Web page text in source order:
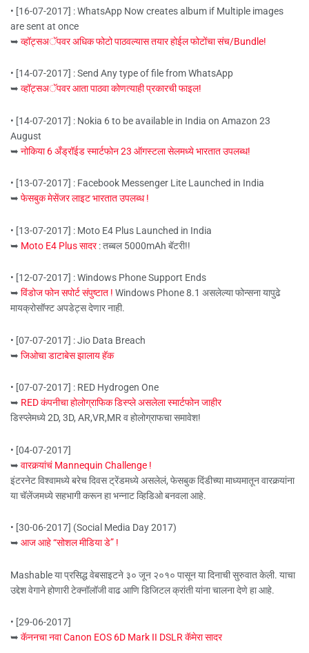
• [16-07-2017] : WhatsApp Now creates album if Multiple images
are sent at once
➥ व्हॉट्सअॅपवर अधिक फोटो पाठवल्यास तयार होईल फोटोंचा संच/Bundle!
• [14-07-2017] : Send Any type of file from WhatsApp
➥ व्हॉट्सअॅपवर आता पाठवा कोणत्याही प्रकारची फाइल!
• [14-07-2017] : Nokia 6 to be available in India on Amazon 23
August
➥ नोकिया 6 अँड्रॉईड स्मार्टफोन 23 ऑगस्टला सेलमध्ये भारतात उपलब्ध!
• [13-07-2017] : Facebook Messenger Lite Launched in India
➥ फेसबुक मेसेंजर लाइट भारतात उपलब्ध !
• [13-07-2017] : Moto E4 Plus Launched in India
➥ Moto E4 Plus सादर: तब्बल 5000mAh बॅटरी!!
• [12-07-2017] : Windows Phone Support Ends
➥ विंडोज फोन सपोर्ट संपुष्टात ! Windows Phone 8.1 असलेल्या फोन्सना यापुढे
मायक्रोसॉफ्ट अपडेट्स देणार नाही.
• [07-07-2017] : Jio Data Breach
➥ जिओचा डाटाबेस झालाय हॅक
• [07-07-2017] : RED Hydrogen One
➥ RED कंपनीचा होलोग्राफिक डिस्प्ले असलेला स्मार्टफोन जाहीर
डिस्प्लेमध्ये 2D, 3D, AR,VR,MR व होलोग्राफचा समावेश!
• [04-07-2017]
➥ वारकर्‍यांचं Mannequin Challenge !
इंटरनेट विश्वामध्ये बरेच दिवस ट्रेंडमध्ये असलेलं, फेसबुक दिंडीच्या माध्यमातून वारकर्‍यांना
या चॅलेंजमध्ये सहभागी करून हा भन्नाट व्हिडिओ बनवला आहे.
• [30-06-2017] (Social Media Day 2017)
➥ आज आहे “सोशल मीडिया डे” !
Mashable या प्रसिद्ध वेबसाइटने ३० जून २०१० पासून या दिनाची सुरुवात केली. याचा
उद्देश वेगाने होणारी टेक्नॉलॉजी वाढ आणि डिजिटल क्रांती यांना चालना देणे हा आहे.
• [29-06-2017]
➥ कॅननचा नवा Canon EOS 6D Mark II DSLR कॅमेरा सादर